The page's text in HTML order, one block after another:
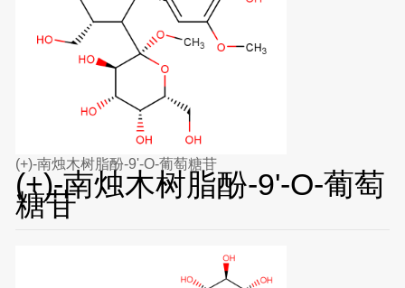
(+)-南烛木树脂酚-9'-O-葡萄糖苷
(+)-南烛木树脂酚-9'-O-葡萄
糖苷